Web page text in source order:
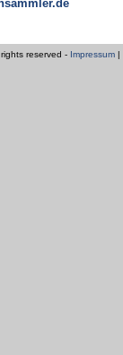
reserved - Impressum |